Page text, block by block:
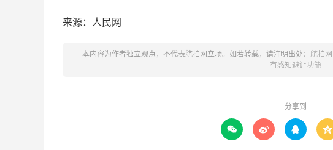
来源：人民网
本内容为作者独立观点，不代表航拍网立场。如若转载，请注明出处： 航拍网
有感知避让功能
分享到
   